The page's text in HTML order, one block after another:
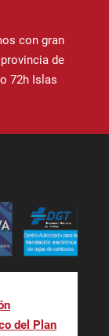
con gran
de
72h Islas
del Plan